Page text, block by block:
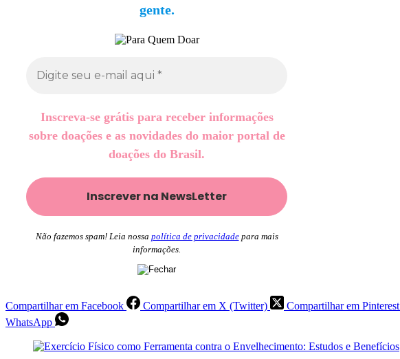
gente.
Inscreva-se grátis para receber informações
sobre doações e as novidades do maior portal de
doações do Brasil.
Não fazemos spam! Leia nossa política de privacidadepara mais
informações.
Compartilhar em Facebook Compartilhar em X (Twitter) Compartilhar em Pinterest
WhatsApp